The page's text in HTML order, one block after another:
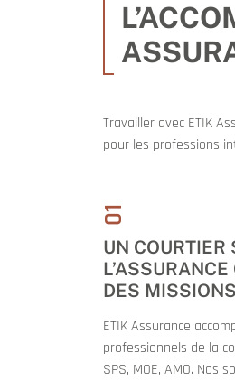
Travailler avec ETIK
pour les professions
01
UN COURTIER
DES
ETIK Assurance
professionnels de la
SPS, MOE, AMO. Nos